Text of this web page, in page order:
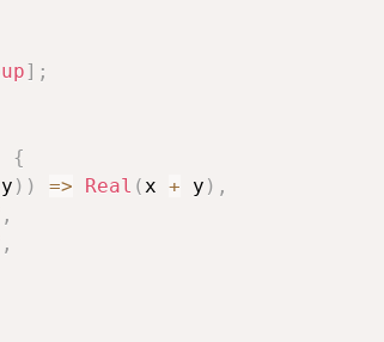
] ;
{
y ) ) => Real (x + y ) ,
,
,